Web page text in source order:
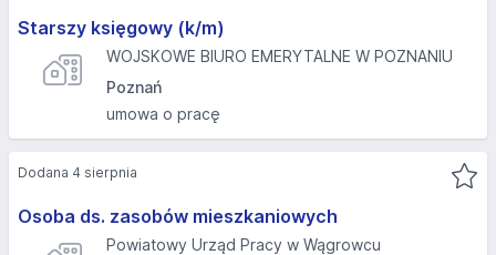
Starszy księgowy (k/m)
WOJSKOWE BIURO EMERYTALNE W POZNANIU
Poznań
umowa o pracę
Osoba ds. zasobów mieszkaniowych
Powiatowy Urząd Pracy w Wągrowcu
Dodana 4 sierpnia